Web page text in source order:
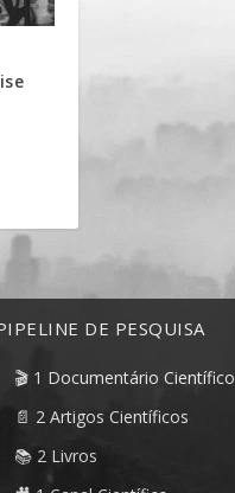
DE PESQUISA
🎬 1 Documentário Científico
📄 2 Artigos Científicos
📚 2 Livros